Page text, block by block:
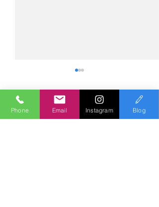
コメント
Phone Email Instagram Blog